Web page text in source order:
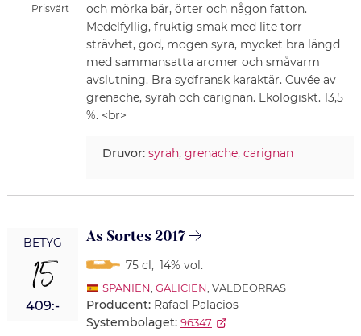
Prisvärt
och mörka bär, örter och någon fatton.
Medelfyllig, fruktig smak med lite torr
strävhet, god, mogen syra, mycket bra längd
med sammansatta aromer och småvarm
avslutning. Bra sydfransk karaktär. Cuvée av
grenache, syrah och carignan. Ekologiskt. 13,5
%. <br>
Druvor: syrah, grenache, carignan
BETYG
15
409:-
As Sortes 2017
75 cl, 14% vol.
SPANIEN GALICIEN , VALDEORRAS
Producent: Rafael Palacios
Systembolaget: 96347